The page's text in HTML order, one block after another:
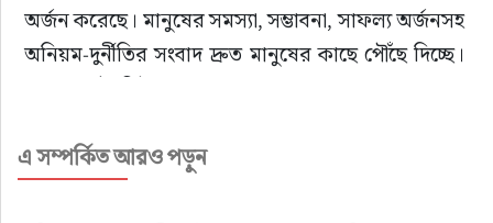
অর্জন করেছে। মানুষের সমস্যা, সম্ভাবনা, সাফল্য অর্জনসহ
অনিয়ম-দুর্নীতির সংবাদ দ্রুত মানুষের কাছে পৌঁছে দিচ্ছে।
অর্জনে সর্বদা সচেষ্ট থাকুক।
এ সম্পর্কিত আরও পড়ুন